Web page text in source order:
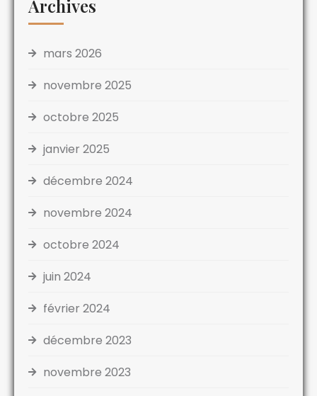
Archives
mars 2026
novembre 2025
octobre 2025
janvier 2025
décembre 2024
novembre 2024
octobre 2024
juin 2024
février 2024
décembre 2023
novembre 2023